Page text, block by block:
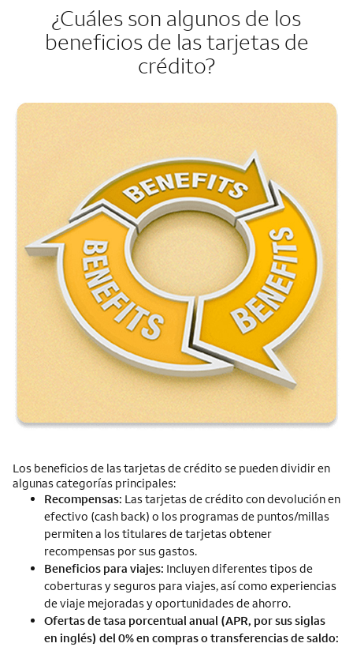
¿Cuáles son algunos de los
beneficios de las tarjetas de
crédito?
Los beneficios de las tarjetas de crédito se pueden dividir en
algunas categorías principales:
Recompensas: Las tarjetas de crédito con devolución en
efectivo (cash back) o los programas de puntos/millas
permiten a los titulares de tarjetas obtener
recompensas por sus gastos.
Beneficios para viajes: Incluyen diferentes tipos de
coberturas y seguros para viajes, así como experiencias
de viaje mejoradas y oportunidades de ahorro.
Ofertas de tasa porcentual anual (APR, por sus siglas
en inglés) del 0% en compras o transferencias de saldo: